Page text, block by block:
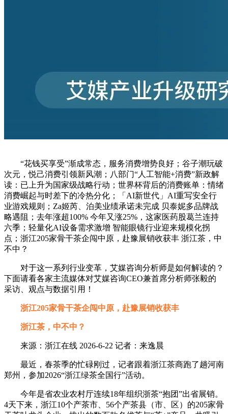
“花钱买享受”渐成常态，服务消费增势良好；谷子潮玩破
次元，悦己消费引领新风潮；八部门“人工智能+消费”新政解
读：已上升为国家级战略行动；世界杯背后的消费账单：情绪
消费崛起与时差下的冷热分化；「AI新世代」AI重写安全行
业游戏规则；Za姬芮、泊美业绩承诺未完成 贝泰妮多品牌战
略遇阻；去年涨超100% 今年又涨25%，这家医药股葛兰连持
六季；轻量化AI设备需求激增 智能眼镜行业迎来规模化拐
点；浙江205家骨干茶企闯中原，赴豫展销收获丰 浙江茶，中
不中？
对于这一系列行业变革，艾媒咨询分析师是如何解读的？
下面请看各家主流媒体对艾媒咨询CEO兼首席分析师张毅的
采访、观点与数据引用！
浙江205家骨干茶企闯中原，赴豫展销收获丰
浙江茶，中不中？
来源：浙江在线 2026-6-22 记者：来逸晨
最近，春茶季的忙碌刚过，记者跟着浙江茶商跑了趟河南
郑州，参加2026“浙江绿茶全国行”活动。
今年是省农业农村厅连续18年组织浙茶“抱团”出省展销。
4天下来，浙江10个产茶市、56个产茶县（市、区）的205家骨